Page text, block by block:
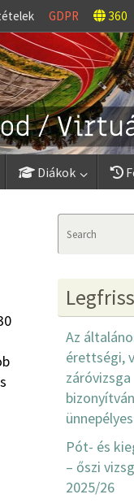
GDPR 360
Diákok
Az
érettségi,
záróvizsga
Pót- és
– őszi
2025/26